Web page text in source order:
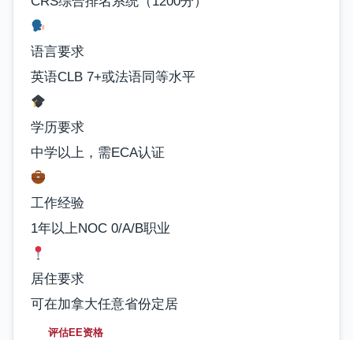
语言要求
英语CLB 7+或法语同等水平
学历要求
中学以上，需ECA认证
工作经验
1年以上NOC 0/A/B职业
居住要求
可在加拿大任意省份定居
评估EE资格